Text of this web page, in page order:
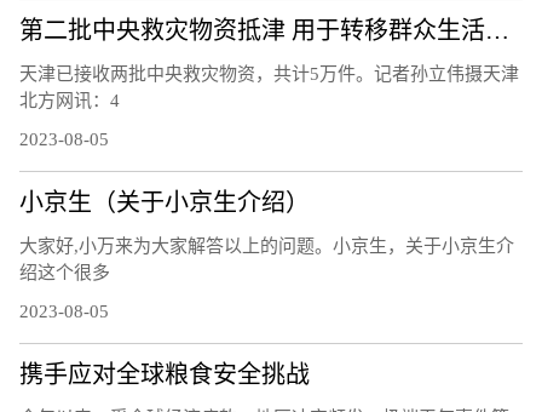
第二批中央救灾物资抵津 用于转移群众生活安置
天津已接收两批中央救灾物资，共计5万件。记者孙立伟摄天津
北方网讯：4
2023-08-05
小京生（关于小京生介绍）
大家好,小万来为大家解答以上的问题。小京生，关于小京生介
绍这个很多
2023-08-05
携手应对全球粮食安全挑战